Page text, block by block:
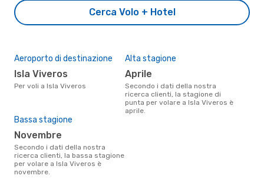
Cerca Volo + Hotel
Aeroporto di destinazione
Isla Viveros
Per voli a Isla Viveros
Alta stagione
aprile
Secondo i dati della nostra
ricerca clienti, la stagione di
punta per volare a Isla Viveros è
aprile.
Bassa stagione
novembre
Secondo i dati della nostra
ricerca clienti, la bassa stagione
per volare a Isla Viveros è
novembre.